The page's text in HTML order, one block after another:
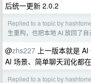
后统一更新 2.0.2
Replied to a topic by
生重构，也把本地 AI 放回了
@zhs227 上一版本就是
AI 场景、简单聊天润化都
Replied to a topic by